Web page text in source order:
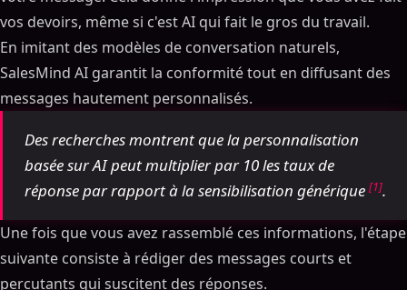
vos devoirs, même si c'est AI qui fait le gros du travail.
En imitant des modèles de conversation naturels,
SalesMind AI garantit la conformité tout en diffusant des
messages hautement personnalisés.
Des recherches montrent que la personnalisation
basée sur AI peut multiplier par 10 les taux de
réponse par rapport à la sensibilisation générique [1].
Une fois que vous avez rassemblé ces informations, l'étape
suivante consiste à rédiger des messages courts et
percutants qui suscitent des réponses.